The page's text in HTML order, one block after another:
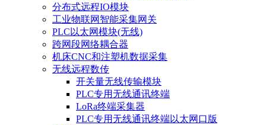
分布式远程IO模块
工业物联网智能采集网关
PLC以太网模块(无线)
跨网段网络耦合器
机床CNC和注塑机数据采集
无线远程数传
开关量无线传输模块
PLC专用无线通讯终端
LoRa终端采集器
PLC专用无线通讯终端以太网口版